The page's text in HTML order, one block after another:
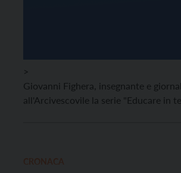
>
Giovanni Fighera, insegnante e
all'Arcivescovile la serie "Educare in